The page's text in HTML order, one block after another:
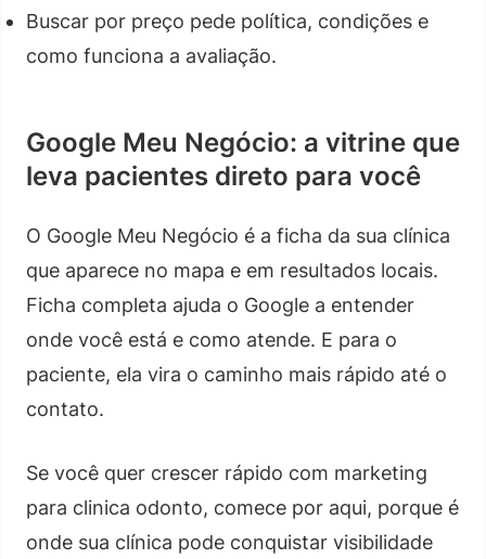
Buscar por preço pede política, condições e
como funciona a avaliação.
Google Meu Negócio: a vitrine que
leva pacientes direto para você
O Google Meu Negócio é a ficha da sua clínica
que aparece no mapa e em resultados locais.
Ficha completa ajuda o Google a entender
onde você está e como atende. E para o
paciente, ela vira o caminho mais rápido até o
contato.
Se você quer crescer rápido com marketing
para clinica odonto, comece por aqui, porque é
onde sua clínica pode conquistar visibilidade